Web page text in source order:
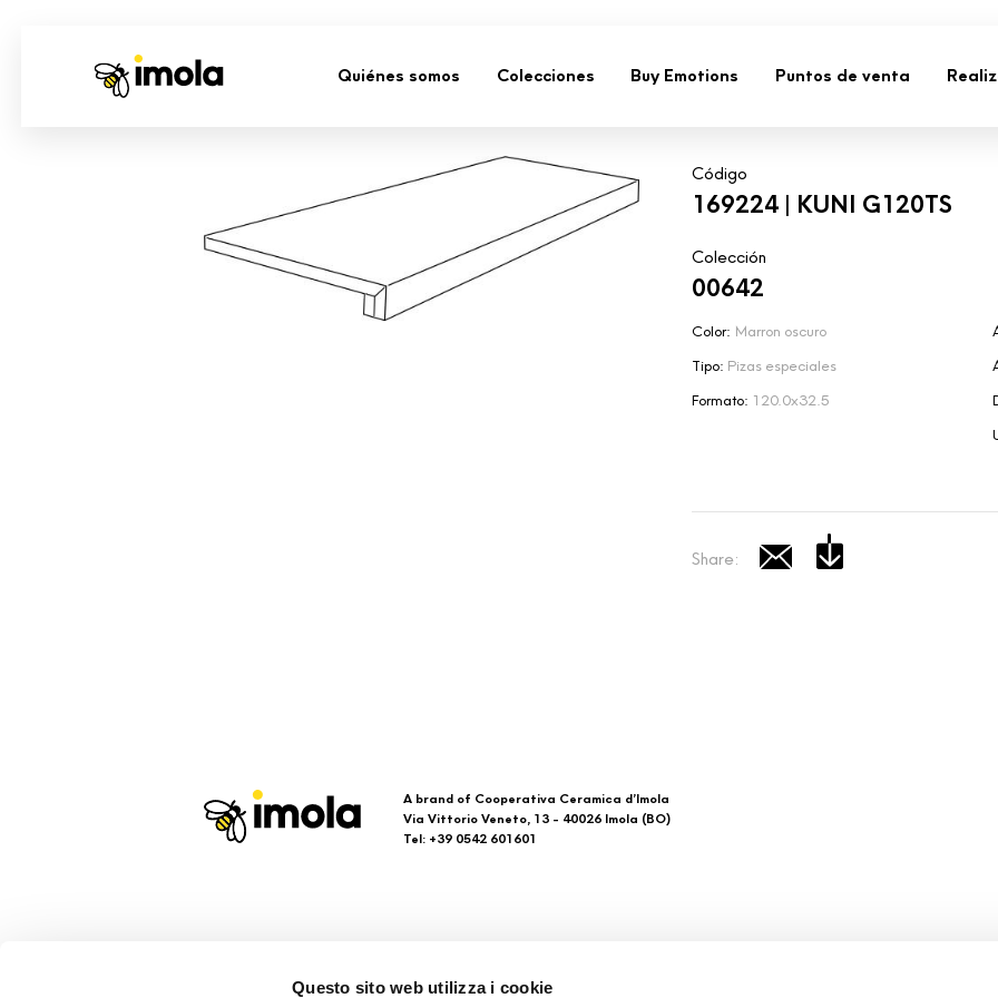
Questo sito web utilizza i cookie
Quiénes somos Colecciones Buy Emotions Puntos de venta
Código
169224 | KUNI G120TS
Colección
00642
Color: Marron oscuro
Tipo: Pizas especiales
Formato: 120.0x32.5
Share:
A brand of Cooperativa Ceramica d’Imola
Via Vittorio Veneto, 13 - 40026 Imola (BO)
Tel: +39 0542 601601